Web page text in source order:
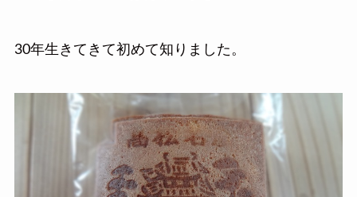
30年生きてきて初めて知りました。